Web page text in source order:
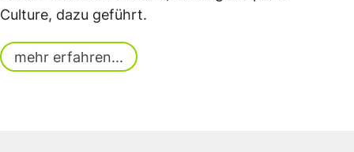
Culture, dazu geführt.
mehr erfahren...